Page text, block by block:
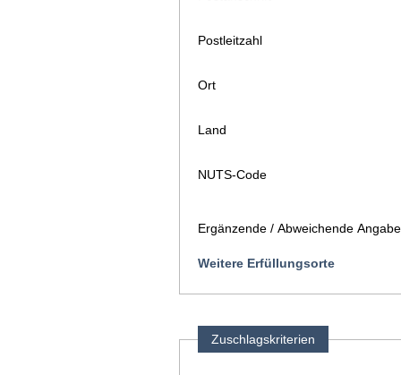
Postleitzahl
Ort
Land
NUTS-Code
Ergänzende / Abweichende
Weitere Erfüllungsorte
Zuschlagskriterien